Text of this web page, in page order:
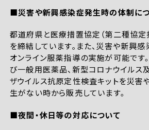
■災害や新興感染症発生時の体制に
都道府県と医療措置協定（第二種協定
を締結しています。また、災害や新興感
オンライン服薬指導の実施が可能です
び一般用医薬品、新型コロナウイルス
ザウイルス抗原定性検査キットを災害
生がない時から販売しています。
■夜間・休日等の対応について